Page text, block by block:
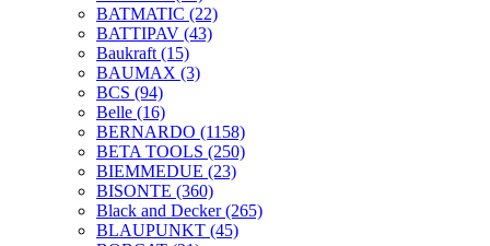
BATMATIC (22)
BATTIPAV (43)
Baukraft (15)
BAUMAX (3)
BCS (94)
Belle (16)
BERNARDO (1158)
BETA TOOLS (250)
BIEMMEDUE (23)
BISONTE (360)
Black and Decker(265)
BLAUPUNKT (45)